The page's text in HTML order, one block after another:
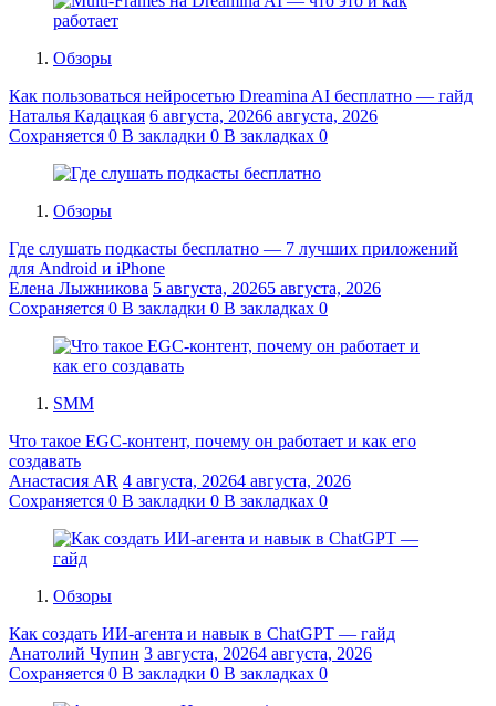
Обзоры
Как пользоваться нейросетью Dreamina AI бесплатно — гайд
Наталья Кадацкая 6 августа, 20266 августа, 2026
Сохраняется 0 В закладки 0 В закладках 0
Обзоры
Где слушать подкасты бесплатно — 7 лучших приложений
для Android и iPhone
Елена Лыжникова 5 августа, 20265 августа, 2026
Сохраняется 0 В закладки 0 В закладках 0
SMM
Что такое EGC-контент, почему он работает и как его
создавать
Анастасия AR 4 августа, 20264 августа, 2026
Сохраняется 0 В закладки 0 В закладках 0
Обзоры
Как создать ИИ-агента и навык в ChatGPT — гайд
Анатолий Чупин 3 августа, 20264 августа, 2026
Сохраняется 0 В закладки 0 В закладках 0